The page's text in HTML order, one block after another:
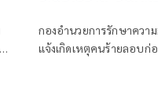
กองอำนวยการรักษาควา
แจ้งเกิดเหตุคนร้ายลอบก่